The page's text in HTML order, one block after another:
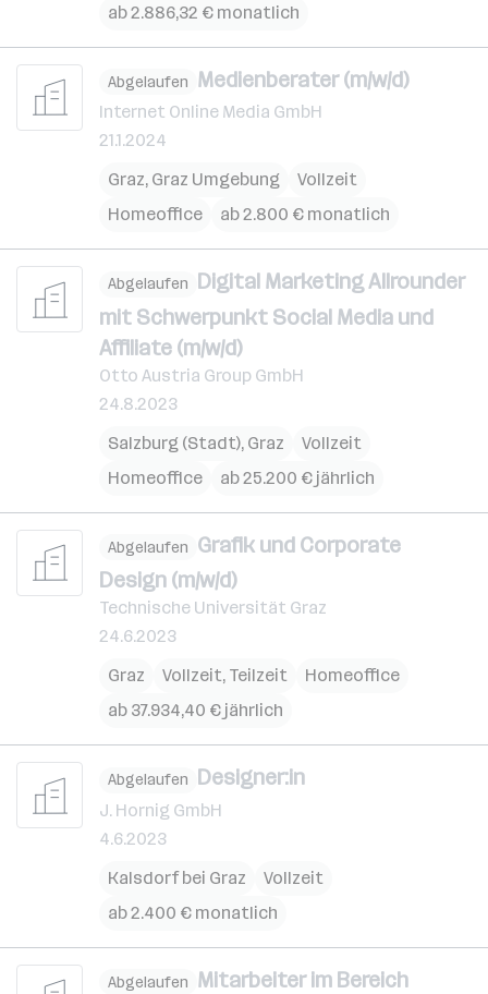
ab 2.886,32 € monatlich
Abgelaufen Medienberater (m/w/d)
Internet Online Media GmbH
21.1.2024
Graz, Graz Umgebung
Vollzeit
Homeoffice
ab 2.800 € monatlich
Abgelaufen Digital Marketing Allrounder
mit Schwerpunkt Social Media und
Affiliate (m/w/d)
Otto Austria Group GmbH
24.8.2023
Salzburg (Stadt), Graz
Vollzeit
Homeoffice
ab 25.200 € jährlich
Abgelaufen Grafik und Corporate
Design (m/w/d)
Technische Universität Graz
24.6.2023
Graz
Vollzeit, Teilzeit
Homeoffice
ab 37.934,40 € jährlich
Abgelaufen Designer:in
J. Hornig GmbH
4.6.2023
Kalsdorf bei Graz
Vollzeit
ab 2.400 € monatlich
Abgelaufen Mitarbeiter im Bereich